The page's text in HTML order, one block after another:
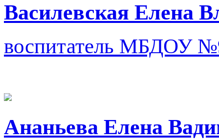
Василевская Елена
воспитатель МБДОУ
Ананьева Елена